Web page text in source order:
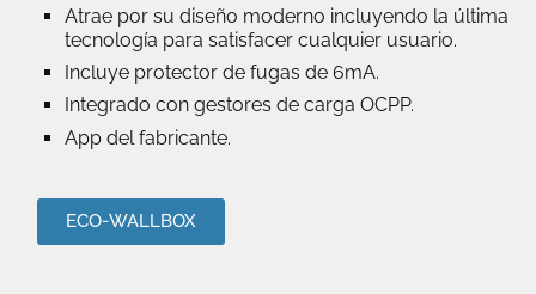
Atrae por su diseño moderno incluyendo la última
tecnología para satisfacer cualquier usuario.
Incluye protector de fugas de 6mA.
Integrado con gestores de carga OCPP.
App del fabricante.
ECO-WALLBOX